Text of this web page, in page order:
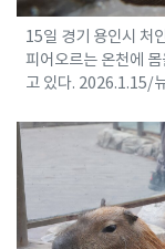
15일 경기 용인시 처
피어오르는 온천에
고 있다. 2026.1.15/